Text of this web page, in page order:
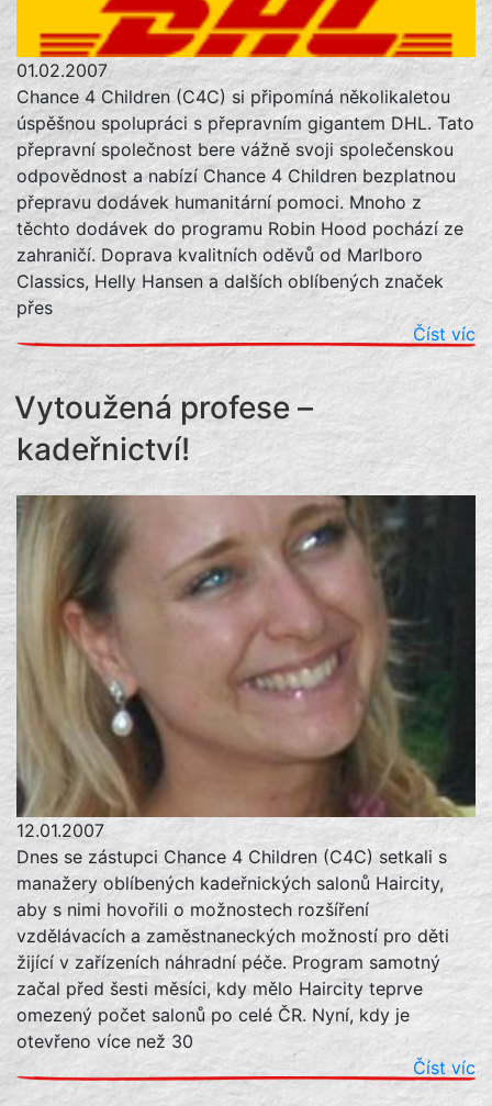
01.02.2007
Chance 4 Children (C4C) si připomíná několikaletou
úspěšnou spolupráci s přepravním gigantem DHL. Tato
přepravní společnost bere vážně svoji společenskou
odpovědnost a nabízí Chance 4 Children bezplatnou
přepravu dodávek humanitární pomoci. Mnoho z
těchto dodávek do programu Robin Hood pochází ze
zahraničí. Doprava kvalitních oděvů od Marlboro
Classics, Helly Hansen a dalších oblíbených značek
přes
Číst víc
Vytoužená profese –
kadeřnictví!
12.01.2007
Dnes se zástupci Chance 4 Children (C4C) setkali s
manažery oblíbených kadeřnických salonů Haircity,
aby s nimi hovořili o možnostech rozšíření
vzdělávacích a zaměstnaneckých možností pro děti
žijící v zařízeních náhradní péče. Program samotný
začal před šesti měsíci, kdy mělo Haircity teprve
omezený počet salonů po celé ČR. Nyní, kdy je
otevřeno více než 30
Číst víc